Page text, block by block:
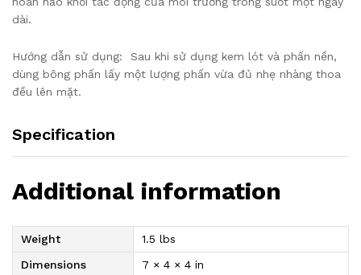
dài.
Hướng dẫn sử dụng: Sau khi sử dụng kem lót và phấn nền,
dùng bông phấn lấy một lượng phấn vừa đủ nhẹ nhàng thoa
đều lên mặt.
Specification
Additional information
Weight
1.5 lbs
Dimensions
7 × 4 × 4 in